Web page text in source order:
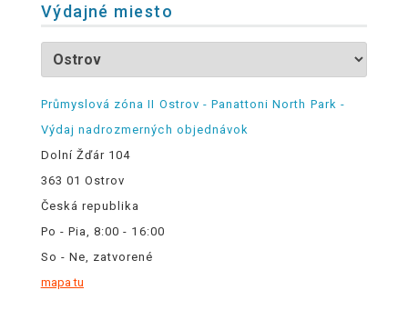
Výdajné miesto
Průmyslová zóna II Ostrov - Panattoni North Park -
Výdaj nadrozmerných objednávok
Dolní Žďár 104
363 01 Ostrov
Česká republika
Po - Pia, 8:00 - 16:00
So - Ne, zatvorené
mapa tu